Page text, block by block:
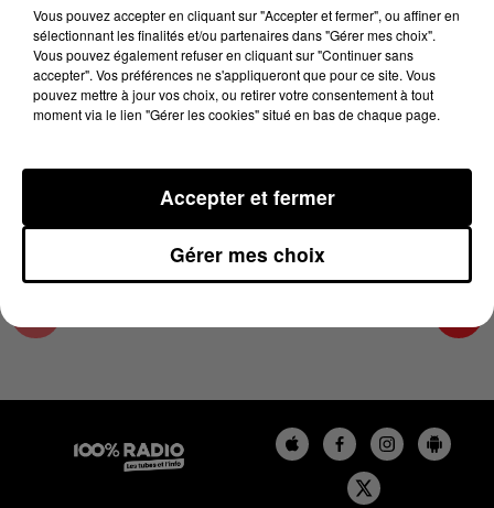
5 juin 2024 - 2 min 25 sec
LES INFOS DU TARN ET GARONNE DU
05/06/2024 À 11H00
Podcasts infos du Tarn et Garonne
Vous pouvez accepter en cliquant sur "Accepter et fermer", ou affiner en
sélectionnant les finalités et/ou partenaires dans "Gérer mes choix".
Vous pouvez également refuser en cliquant sur "Continuer sans
accepter". Vos préférences ne s'appliqueront que pour ce site. Vous
pouvez mettre à jour vos choix, ou retirer votre consentement à tout
moment via le lien "Gérer les cookies" situé en bas de chaque page.
Gérer mes choix
Accepter et fermer